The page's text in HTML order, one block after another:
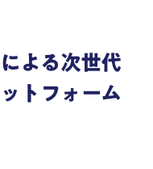
よる次世代
トフォーム